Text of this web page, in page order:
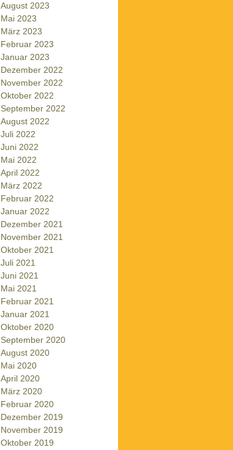
August 2023
Mai 2023
März 2023
Februar 2023
Januar 2023
Dezember 2022
November 2022
Oktober 2022
September 2022
August 2022
Juli 2022
Juni 2022
Mai 2022
April 2022
März 2022
Februar 2022
Januar 2022
Dezember 2021
November 2021
Oktober 2021
Juli 2021
Juni 2021
Mai 2021
Februar 2021
Januar 2021
Oktober 2020
September 2020
August 2020
Mai 2020
April 2020
März 2020
Februar 2020
Dezember 2019
November 2019
Oktober 2019